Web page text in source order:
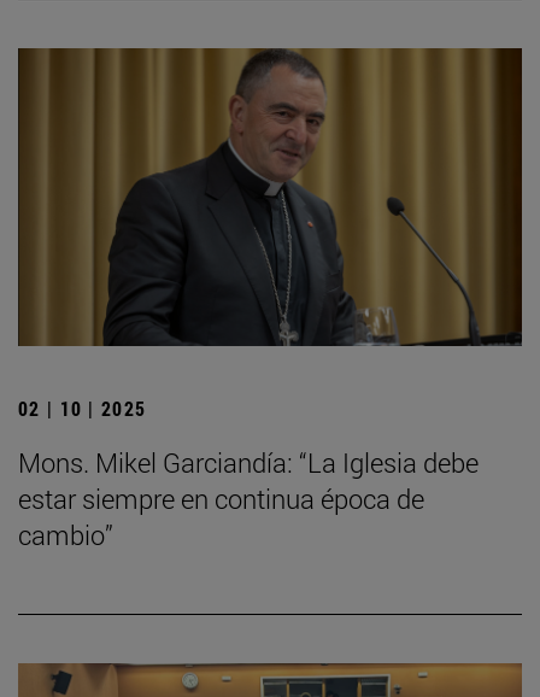
02 | 10 | 2025
Mons. Mikel Garciandía: “La Iglesia debe
estar siempre en continua época de
cambio”